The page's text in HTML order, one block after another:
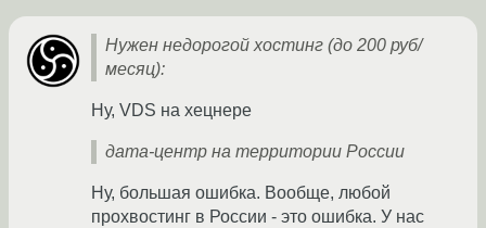
Нужен недорогой хостинг (до 200 руб/
месяц):
Ну, VDS на хецнере
дата-центр на территории России
Ну, большая ошибка. Вообще, любой
прохвостинг в России - это ошибка. У нас